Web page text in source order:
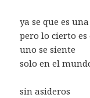
ya se que es
pero lo cierto
uno se siente
solo en el
sin asideros